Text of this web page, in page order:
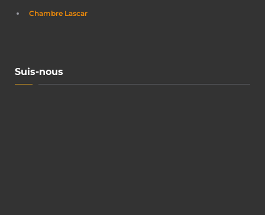
Chambre Lascar
Suis-nous